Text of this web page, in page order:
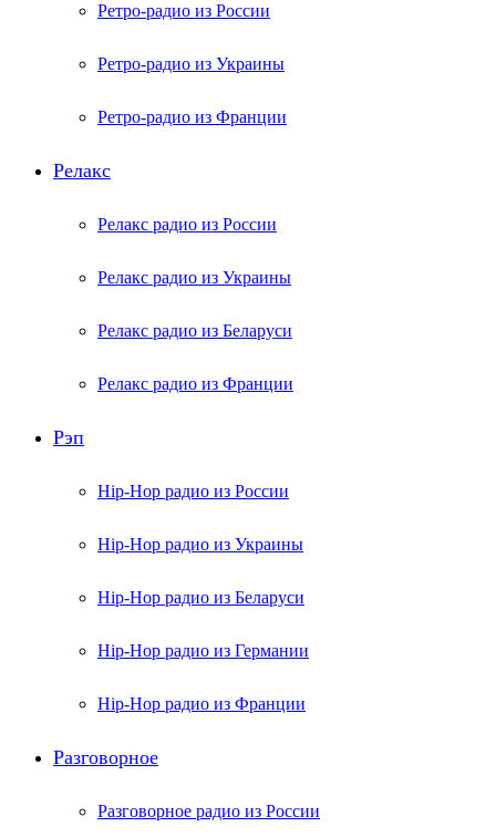
Ретро-радио из России
Ретро-радио из Украины
Ретро-радио из Франции
Релакс
Релакс радио из России
Релакс радио из Украины
Релакс радио из Беларуси
Релакс радио из Франции
Рэп
Hip-Hop радио из России
Hip-Hop радио из Украины
Hip-Hop радио из Беларуси
Hip-Hop радио из Германии
Hip-Hop радио из Франции
Разговорное
Разговорное радио из России